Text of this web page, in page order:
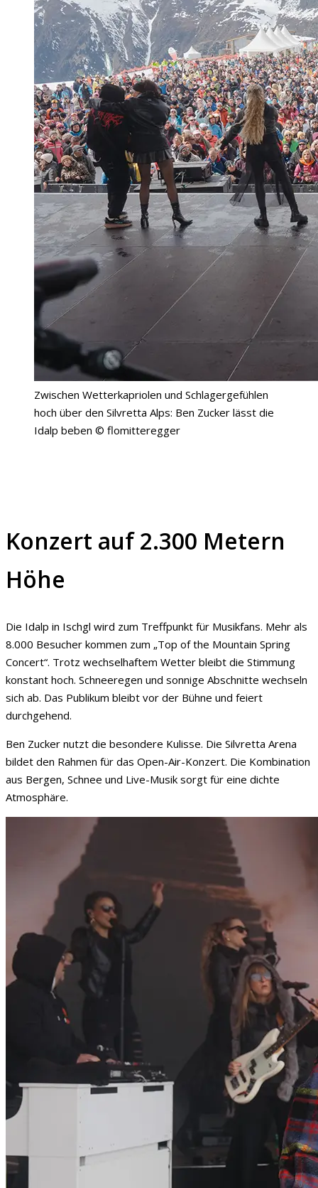
Zwischen Wetterkapriolen und Schlagergefühlen
hoch über den Silvretta Alps: Ben Zucker lässt die
Idalp beben © flomitteregger
Konzert auf 2.300 Metern
Höhe
Die Idalp in Ischgl wird zum Treffpunkt für Musikfans. Mehr als
8.000 Besucher kommen zum „Top of the Mountain Spring
Concert“. Trotz wechselhaftem Wetter bleibt die Stimmung
konstant hoch. Schneeregen und sonnige Abschnitte wechseln
sich ab. Das Publikum bleibt vor der Bühne und feiert
durchgehend.
Ben Zucker nutzt die besondere Kulisse. Die Silvretta Arena
bildet den Rahmen für das Open-Air-Konzert. Die Kombination
aus Bergen, Schnee und Live-Musik sorgt für eine dichte
Atmosphäre.